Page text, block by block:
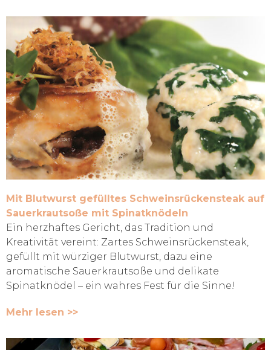
Mit Blutwurst gefülltes Schweinsrückensteak auf
Sauerkrautsoße mit Spinatknödeln
Ein herzhaftes Gericht, das Tradition und
Kreativität vereint: Zartes Schweinsrückensteak,
gefüllt mit würziger Blutwurst, dazu eine
aromatische Sauerkrautsoße und delikate
Spinatknödel – ein wahres Fest für die Sinne!
Mehr lesen >>